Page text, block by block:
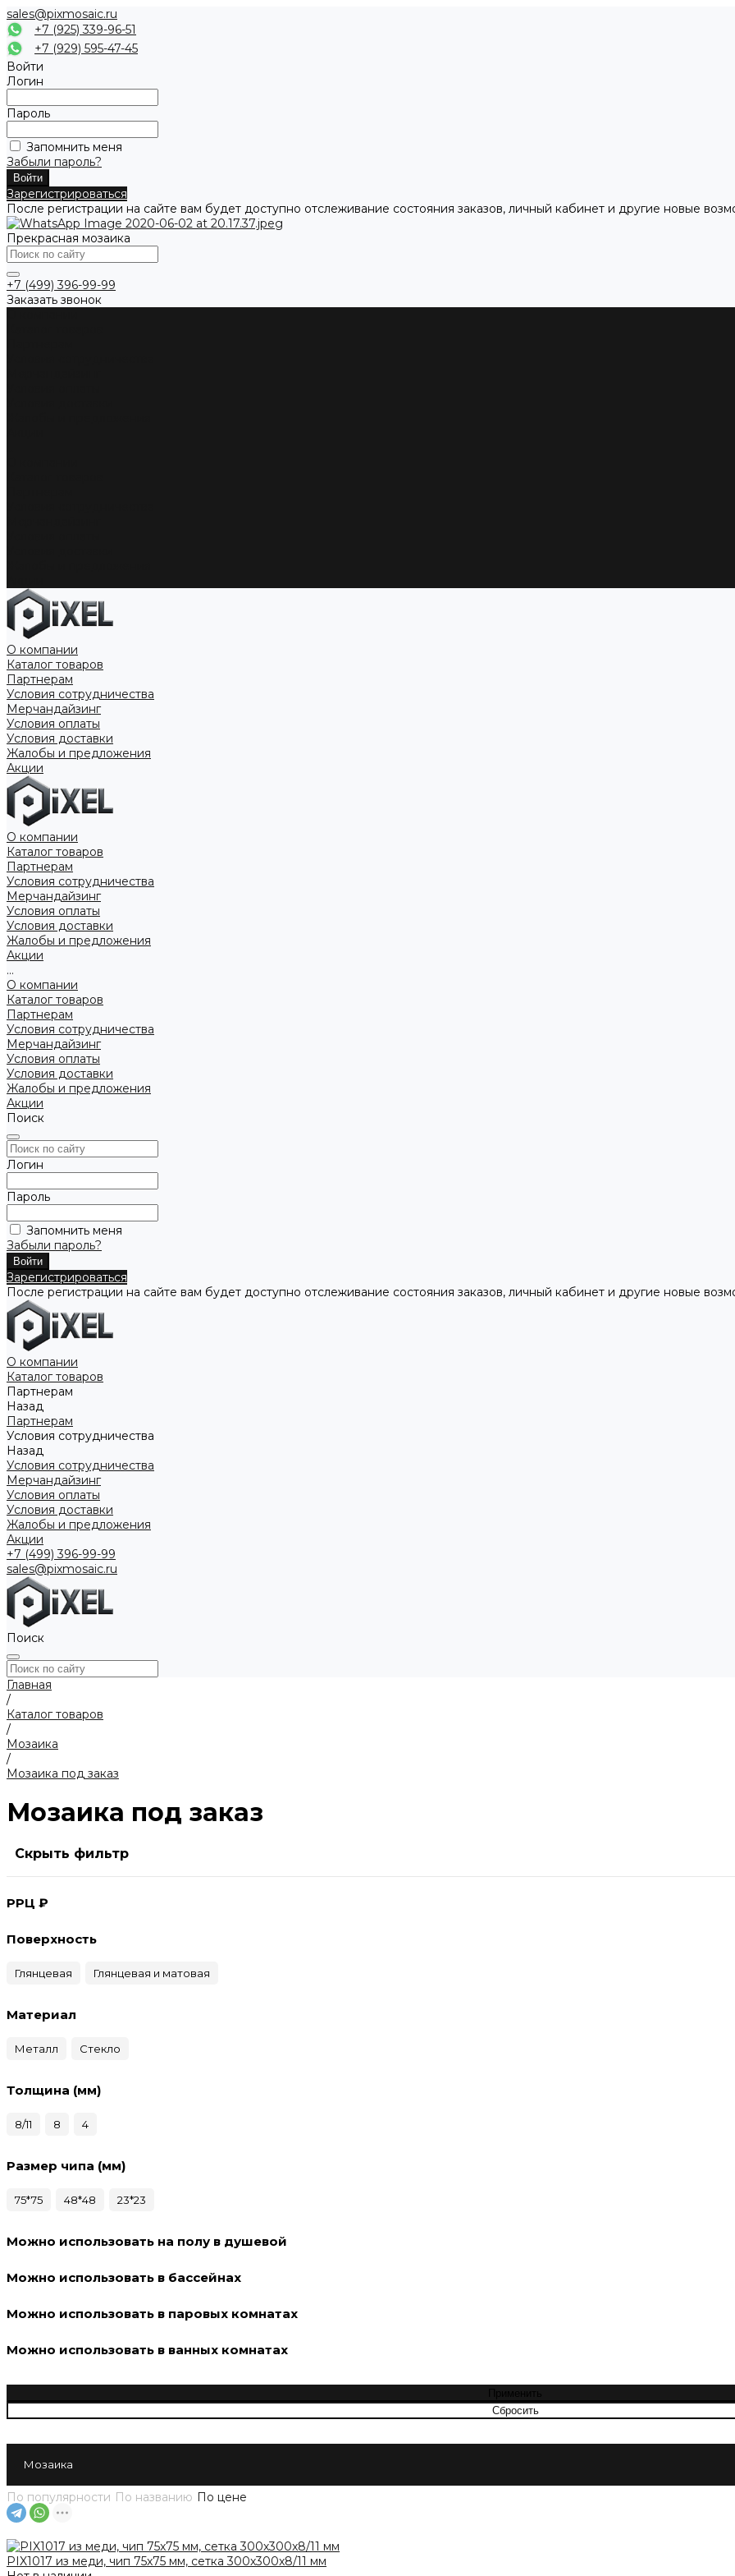
sales@pixmosaic.ru
+7 (925) 339-96-51
+7 (929) 595-47-45
Войти
Логин
Пароль
Запомнить меня
Забыли пароль?
Зарегистрироваться
После регистрации на сайте вам будет доступно отслеживание состояния заказов, личный кабинет и другие новые
Прекрасная мозаика
+7 (499) 396-99-99
Заказать звонок
О компании
Каталог товаров
Партнерам
Условия сотрудничества
Мерчандайзинг
Условия оплаты
Условия доставки
Жалобы и предложения
Акции
О компании
Каталог товаров
Партнерам
Условия сотрудничества
Мерчандайзинг
Условия оплаты
Условия доставки
Жалобы и предложения
Акции
...
О компании
Каталог товаров
Партнерам
Условия сотрудничества
Мерчандайзинг
Условия оплаты
Условия доставки
Жалобы и предложения
Акции
Поиск
Логин
Пароль
Запомнить меня
Забыли пароль?
Зарегистрироваться
После регистрации на сайте вам будет доступно отслеживание состояния заказов, личный кабинет и другие новые
О компании
Каталог товаров
Партнерам
Назад
Партнерам
Условия сотрудничества
Назад
Условия сотрудничества
Мерчандайзинг
Условия оплаты
Условия доставки
Жалобы и предложения
Акции
+7 (499) 396-99-99
sales@pixmosaic.ru
Поиск
Главная
/
Каталог товаров
/
Мозаика
/
Мозаика под заказ
Мозаика под заказ
Скрыть фильтр
РРЦ ₽
Поверхность
Глянцевая Глянцевая и матовая
Материал
Металл Стекло
Толщина (мм)
8/11 8 4
Размер чипа (мм)
75*75 48*48 23*23
Можно использовать на полу в душевой
Можно использовать в бассейнах
Можно использовать в паровых комнатах
Можно использовать в ванных комнатах
Мозаика
По популярности По названию По цене
PIX1017 из меди, чип 75x75 мм, сетка 300х300x8/11 мм